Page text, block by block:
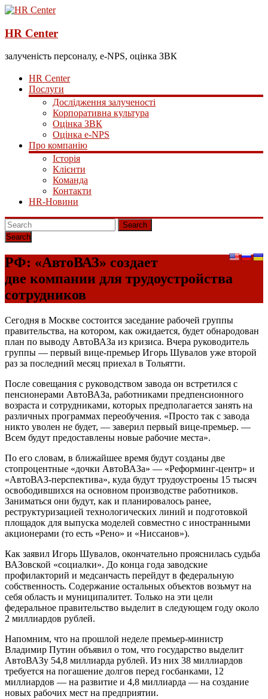
HR Center
залученість персоналу, e-NPS, оцінка ЗВК
HR Center
Послуги
Дослідження залученості
Корпоративна культура
Оцінка ЗВК
Оцінка e-NPS
Про компанію
Історія
Клієнти
Команда
Контакти
HR-Новини
Search
РФ: «АвтоВАЗ» создает
две компании для трудоустройства
сотрудников
Сегодня в Москве состоится заседание рабочей группы
правительства, на котором, как ожидается, будет обнародован
план по выводу АвтоВАЗа из кризиса. Вчера руководитель
группы — первый вице-премьер Игорь Шувалов уже второй
раз за последний месяц приехал в Тольятти.
После совещания с руководством завода он встретился с
пенсионерами АвтоВАЗа, работниками предпенсионного
возраста и сотрудниками, которых предполагается занять на
различных программах переобучения. «Просто так с завода
никто уволен не будет, — заверил первый вице-премьер. —
Всем будут предоставлены новые рабочие места».
По его словам, в ближайшее время будут созданы две
стопроцентные «дочки АвтоВАЗа» — «Реформинг-центр» и
«АвтоВАЗ-перспектива», куда будут трудоустроены 15 тысяч
освободившихся на основном производстве работников.
Заниматься они будут, как и планировалось ранее,
реструктуризацией технологических линий и подготовкой
площадок для выпуска моделей совместно с иностранными
акционерами (то есть «Рено» и «Ниссанов»).
Как заявил Игорь Шувалов, окончательно прояснилась судьба
ВАЗовской «социалки». До конца года заводские
профилакторий и медсанчасть перейдут в федеральную
собственность. Содержание остальных объектов возьмут на
себя область и муниципалитет. Только на эти цели
федеральное правительство выделит в следующем году около
2 миллиардов рублей.
Напомним, что на прошлой неделе премьер-министр
Владимир Путин объявил о том, что государство выделит
АвтоВАЗу 54,8 миллиарда рублей. Из них 38 миллиардов
требуется на погашение долгов перед госбанками, 12
миллиардов — на развитие и 4,8 миллиарда — на создание
новых рабочих мест на предприятии.